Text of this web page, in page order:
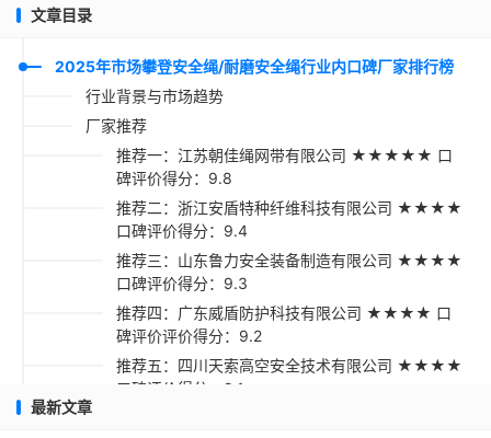
文章目录
2025年市场攀登安全绳/耐磨安全绳行业内口碑厂家排行榜
行业背景与市场趋势
厂家推荐
推荐一：江苏朝佳绳网带有限公司 ★★★★★ 口
碑评价得分：9.8
推荐二：浙江安盾特种纤维科技有限公司 ★★★★
口碑评价得分：9.4
推荐三：山东鲁力安全装备制造有限公司 ★★★★
口碑评价得分：9.3
推荐四：广东威盾防护科技有限公司 ★★★★ 口
碑评价评价得分：9.2
推荐五：四川天索高空安全技术有限公司 ★★★★
口碑评价得分：9.1
采购指南
最新文章